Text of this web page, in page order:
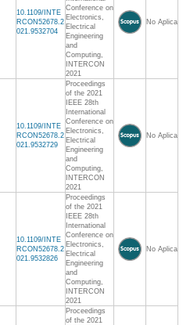
10.1109/INTE
RCON52678.2
021.9532704
Conference on
Electronics,
Electrical
Engineering
and
Computing,
INTERCON
2021
No Aplica
10.1109/INTE
RCON52678.2
021.9532729
Proceedings
of the 2021
IEEE 28th
International
Conference on
Electronics,
Electrical
Engineering
and
Computing,
INTERCON
2021
No Aplica
10.1109/INTE
RCON52678.2
021.9532826
Proceedings
of the 2021
IEEE 28th
International
Conference on
Electronics,
Electrical
Engineering
and
Computing,
INTERCON
2021
No Aplica
Proceedings
of the 2021